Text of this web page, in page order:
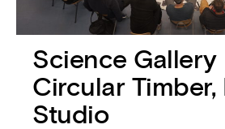
Science Gallery
Circular Timber,
Studio